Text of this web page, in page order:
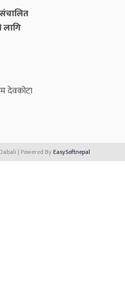
संचालित
देवकोटा
| Powered ByEasySoftnepal